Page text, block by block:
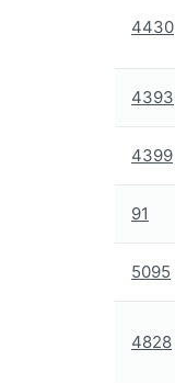
4430
4393
4399
91
5095
4828